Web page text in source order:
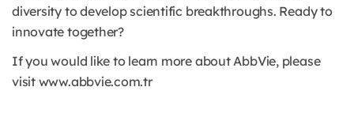
diversity to develop scientific breakthroughs. Ready to
innovate together?
If you would like to learn more about AbbVie, please
visit www.abbvie.com.tr